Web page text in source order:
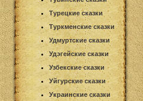
Турецкие сказки
Туркменские сказки
Удмуртские сказки
Удэгейские сказки
Узбекские сказки
Уйгурские сказки
Украинские сказки